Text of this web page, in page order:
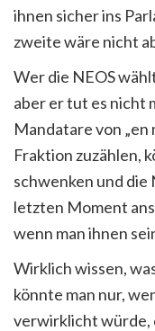
ihnen sicher ins
zweite wäre nicht
Wer die NEOS
aber er tut es nicht
Mandatare von „en
Fraktion zuzählen,
schwenken und die
letzten Moment
wenn man ihnen
Wirklich wissen,
könnte man nur,
verwirklicht würde,